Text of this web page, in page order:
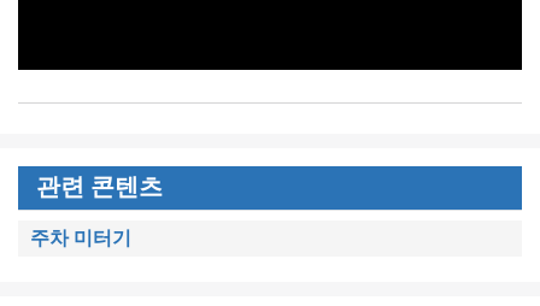
관련 콘텐츠
주차 미터기